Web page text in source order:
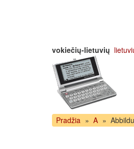
vokiečių-lietuvių
Pradžia » A »